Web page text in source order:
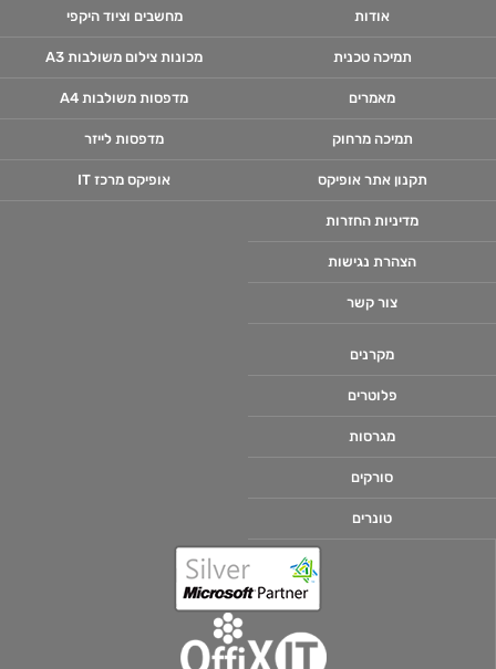
אודות
תמיכה טכנית
מאמרים
תמיכה מרחוק
תקנון אתר אופיקס
מדיניות החזרות
הצהרת נגישות
צור קשר
מחשבים וציוד היקפי
מכונות צילום משולבות A3
מדפסות משולבות A4
מדפסות לייזר
אופיקס מרכז IT
מקרנים
פלוטרים
מגרסות
סורקים
טונרים